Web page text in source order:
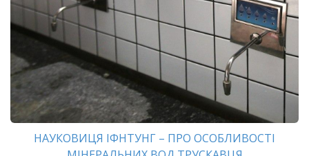
НАУКОВИЦЯ ІФНТУНГ – ПРО ОСОБЛИВОСТІ